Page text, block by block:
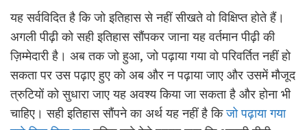
यह सर्वविदित है कि जो इतिहास से नहीं सीखते वो विक्षिप्त होते हैं।
अगली पीढ़ी को सही इतिहास सौंपकर जाना यह वर्तमान पीढ़ी की
ज़िम्मेदारी है। अब तक जो हुआ, जो पढ़ाया गया वो परिवर्तित नहीं हो
सकता पर उस पढ़ाए हुए को अब और न पढ़ाया जाए और उसमें मौजूद
त्रुटियों को सुधारा जाए यह अवश्य किया जा सकता है और होना भी
चाहिए। सही इतिहास सौंपने का अर्थ यह नहीं है किजो पढ़ाया गया